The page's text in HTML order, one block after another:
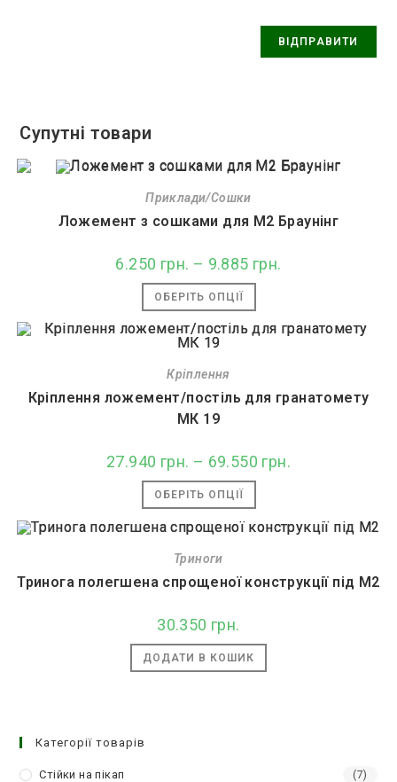
Супутні товари
Приклади/Сошки
Ложемент з сошками для М2 Браунінг
6.250 грн. – 9.885 грн.
9.885 грн.
ОБЕРІТЬ ОПЦІЇ
Цей
має
кілька
варіантів.
сторінці
Кріплення
Кріплення ложемент/постіль для гранатомету
МК 19
27.940 грн. – 69.550 грн.
69.550 грн.
ОБЕРІТЬ ОПЦІЇ
має
кілька
варіантів.
на
Триноги
Тринога полегшена спрощеної конструкції під M2
30.350 грн.
ДОДАТИ В КОШИК
Категорії товарів
Стійки на пікап (7)